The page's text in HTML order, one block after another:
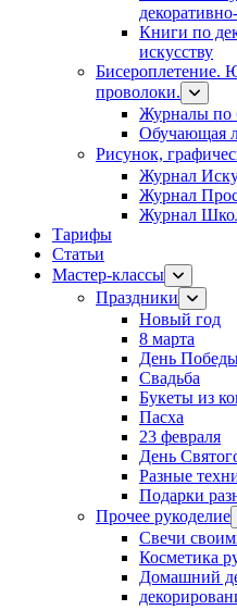
Книги по
искусству
Бисероплетение.
проволоки.
Журналы по
Обучающая
Рисунок,
Журнал
Журнал
Журнал
Тарифы
Статьи
Мастер-классы
Праздники
Новый год
8 марта
День
Свадьба
Букеты из
Пасха
23 февраля
День
Разные
Подарки
Прочее рукоделие
Свечи
Косметика
Домашний